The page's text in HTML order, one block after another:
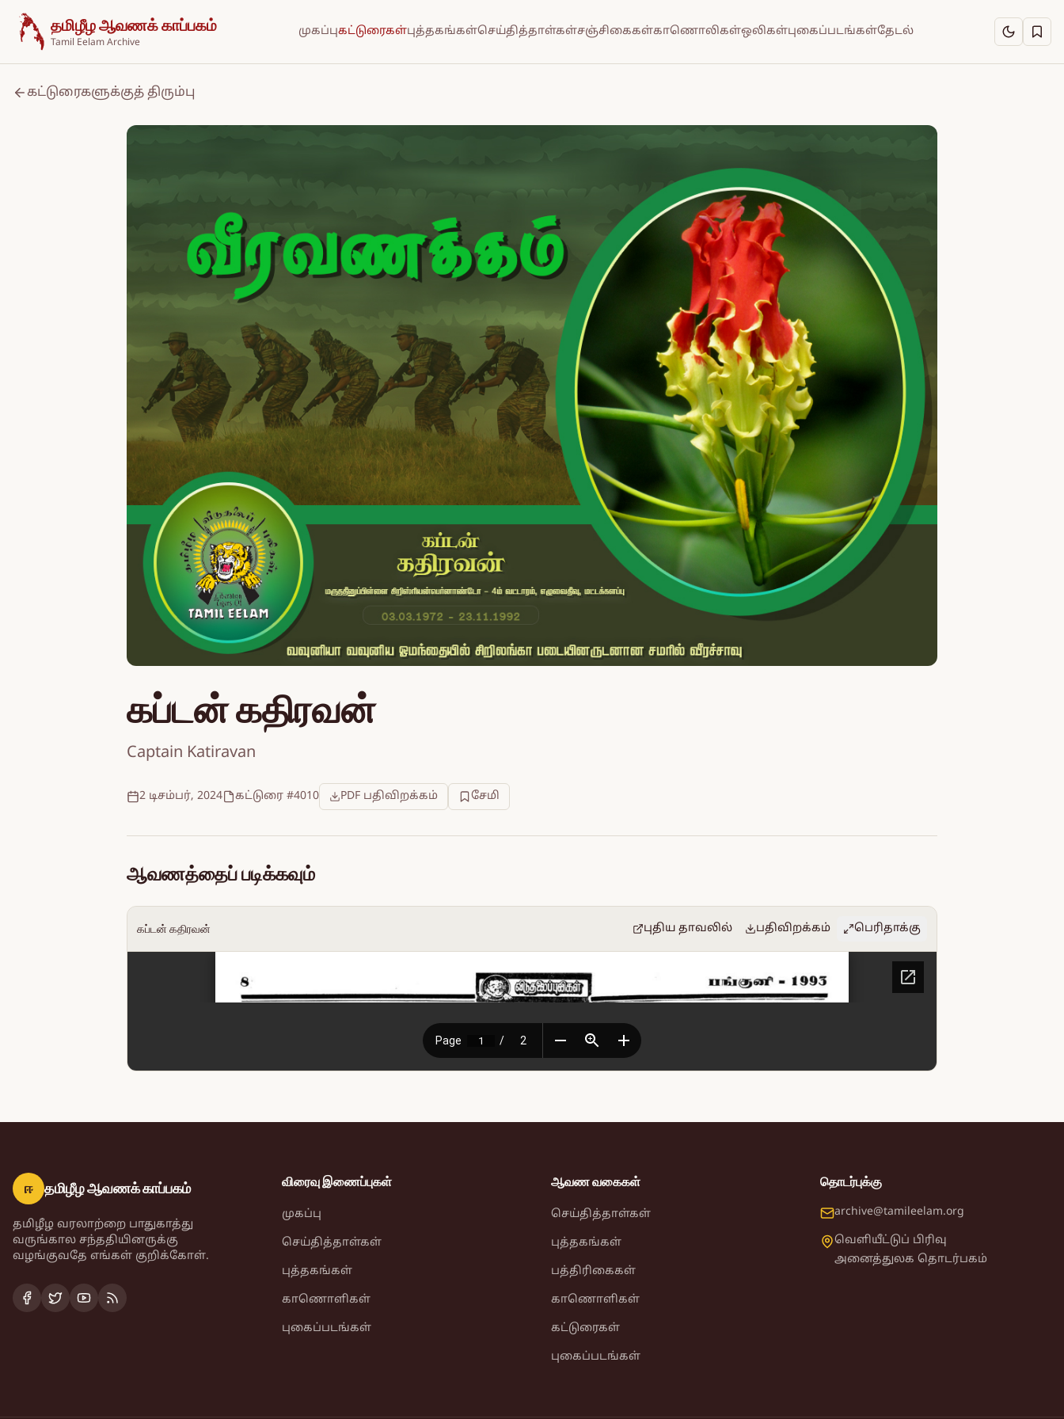
உள்ளடக்கத்திற்குச் செல்க
தமிழீழ ஆவணக் காப்பகம்
Tamil Eelam Archive
முகப்புகட்டுரைகள்புத்தகங்கள்செய்தித்தாள்கள்சஞ்சிகைகள்காணொலிகள்ஒலிகள்புகைப்படங்கள்தேடல்
கட்டுரைகளுக்குத் திரும்பு
கப்டன் கதிரவன்
Captain Katiravan
2 டிசம்பர், 2024 கட்டுரை #4010 PDF பதிவிறக்கம் சேமி
ஆவணத்தைப் படிக்கவும்
கப்டன் கதிரவன் புதிய தாவலில் பதிவிறக்கம் பெரிதாக்கு
ஈ தமிழீழ ஆவணக் காப்பகம்
தமிழீழ வரலாற்றை பாதுகாத்து
வருங்கால சந்ததியினருக்கு
வழங்குவதே எங்கள் குறிக்கோள்.
விரைவு இணைப்புகள்
முகப்பு
செய்தித்தாள்கள்
புத்தகங்கள்
காணொளிகள்
புகைப்படங்கள்
ஆவண வகைகள்
செய்தித்தாள்கள்
புத்தகங்கள்
பத்திரிகைகள்
காணொளிகள்
கட்டுரைகள்
புகைப்படங்கள்
தொடர்புக்கு
archive@tamileelam.org
வெளியீட்டுப் பிரிவு
அனைத்துலக தொடர்பகம்